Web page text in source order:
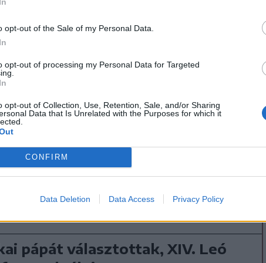
opt-out of the Sale of my Personal Data.
opt-out of processing my Personal Data for Targeted
opt-out of Collection, Use, Retention, Sale, and/or Sharing
Data that Is Unrelated with the Purposes for which it
CONFIRM
Data Deletion Data Access Privacy Policy
feletti igának” számít,
valamint a
bíborosok és a hívek
pillanatról beszélt, hiszen megválasztása
pápát választottak, XIV. Leó